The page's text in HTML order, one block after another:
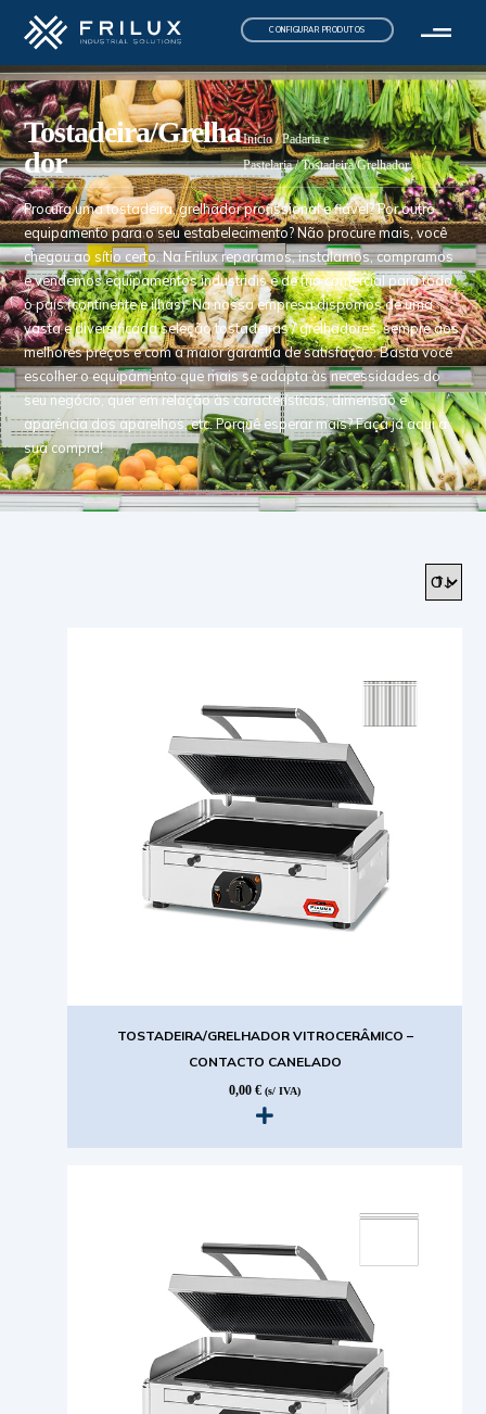
CONFIGURAR PRODUTOS
Tostadeira/Grelha
dor
Início/Padaria e
Pastelaria/ Tostadeira/Grelhador
Procura uma tostadeira, grelhador profissional e fiável? Por outro
equipamento para o seu estabelecimento? Não procure mais, você
chegou ao sítio certo. Na Frilux reparamos, instalamos, compramos
e vendemos equipamentos industriais e de frio comercial para todo
o país (continente e ilhas). Na nossa empresa dispomos de uma
vasta e diversificada seleção tostadeiras / grelhadores, sempre aos
melhores preços e com a maior garantia de satisfação. Basta você
escolher o equipamento que mais se adapta às necessidades do
seu negócio, quer em relação às características, dimensão e
aparência dos aparelhos, etc. Porquê esperar mais? Faça já aqui a
sua compra!
TOSTADEIRA/GRELHADOR VITROCERÂMICO –
CONTACTO CANELADO
0,00 € (s/ IVA)